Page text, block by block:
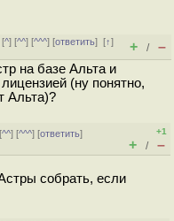
[^] [^^] [^^^] [ответить][↑]
+ / –
на базе Альта и
(ну понятно,
Альта)?
^^] [^^^] [ответить]
+1
+ / –
собрать, если